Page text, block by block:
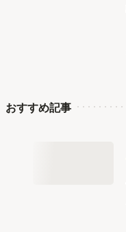
おすすめ記事